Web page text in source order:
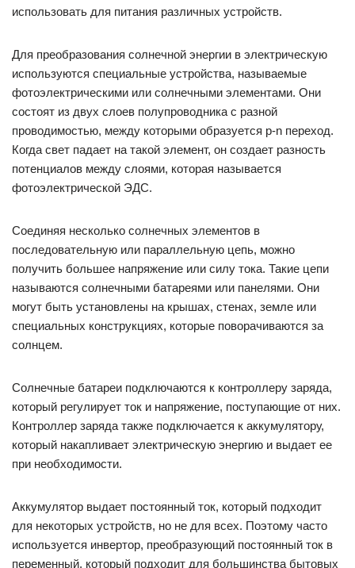
использовать для питания различных устройств.
Для преобразования солнечной энергии в электрическую
используются специальные устройства, называемые
фотоэлектрическими или солнечными элементами. Они
состоят из двух слоев полупроводника с разной
проводимостью, между которыми образуется p-n переход.
Когда свет падает на такой элемент, он создает разность
потенциалов между слоями, которая называется
фотоэлектрической ЭДС.
Соединяя несколько солнечных элементов в
последовательную или параллельную цепь, можно
получить большее напряжение или силу тока. Такие цепи
называются солнечными батареями или панелями. Они
могут быть установлены на крышах, стенах, земле или
специальных конструкциях, которые поворачиваются за
солнцем.
Солнечные батареи подключаются к контроллеру заряда,
который регулирует ток и напряжение, поступающие от них.
Контроллер заряда также подключается к аккумулятору,
который накапливает электрическую энергию и выдает ее
при необходимости.
Аккумулятор выдает постоянный ток, который подходит
для некоторых устройств, но не для всех. Поэтому часто
используется инвертор, преобразующий постоянный ток в
переменный, который подходит для большинства бытовых